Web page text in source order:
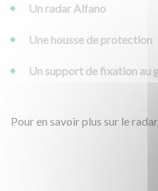
Un radar Alfano
Une housse de protection
Un support de fixation au
Pour en savoir plus sur le